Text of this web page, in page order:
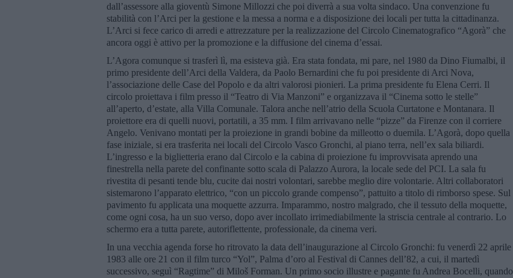
dall’assessore alla gioventù Simone Millozzi che poi diverrà a sua volta sindaco. Una convenzione fu
stabilità con l’Arci per la gestione e la messa a norma e a disposizione dei locali per tutta la cittadinanza.
L’Arci si fece carico di arredi e attrezzature per la realizzazione del Circolo Cinematografico “Agorà” che
ancora oggi è attivo per la promozione e la diffusione del cinema d’essai.
L’Agora comunque si trasferì lì, ma esisteva già. Era stata fondata, mi pare, nel 1980 da Dino Fiumalbi, il
primo presidente dell’Arci della Valdera, da Paolo Bernardini che fu poi presidente di Arci Nova,
l’associazione delle Case del Popolo e da altri valorosi pionieri. La prima presidente fu Elena Cerri. Il
circolo proiettava i film presso il “Teatro di Via Manzoni” e organizzava il “Cinema sotto le stelle”
all’aperto, d’estate, alla Villa Comunale. Talora anche nell’atrio della Scuola Curtatone e Montanara. Il
proiettore era di quelli nuovi, portatili, a 35 mm. I film arrivavano nelle “pizze” da Firenze con il corriere
Angelo. Venivano montati per la proiezione in grandi bobine da milleotto o duemila. L’Agorà, dopo quella
fase iniziale, si era trasferita nei locali del Circolo Vasco Gronchi, al piano terra, nell’ex sala biliardi.
L’ingresso e la biglietteria erano dal Circolo e la cabina di proiezione fu improvvisata aprendo una
finestrella nella parete del confinante sotto scala di Palazzo Aurora, la locale sede del PCI. La sala fu
rivestita di pesanti tende blu, cucite dai nostri volontari, sarebbe meglio dire volontarie. Altri collaboratori
sistemarono l’apparato elettrico, “con un piccolo grande compenso”, pattuito a titolo di rimborso spese. Sul
pavimento fu applicata una moquette azzurra. Imparammo, nostro malgrado, che il tessuto della moquette,
come ogni cosa, ha un suo verso, dopo aver incollato irrimediabilmente la striscia centrale al contrario. Lo
schermo era a tutta parete, autoriflettente, professionale, da cinema veri.
In una vecchia agenda forse ho ritrovato la data dell’inaugurazione al Circolo Gronchi: fu venerdì 22 aprile
1983 alle ore 21 con il film turco “Yol”, Palma d’oro al Festival di Cannes dell’82, a cui, il martedì
successivo, seguì “Ragtime” di Miloš Forman. Un primo socio illustre e pagante fu Andrea Bocelli, quando